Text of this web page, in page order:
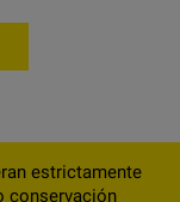
estrictamente
conservación